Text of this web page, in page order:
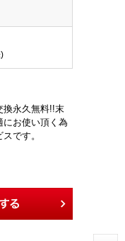
換永久無料!!末
にお使い頂く為
です。